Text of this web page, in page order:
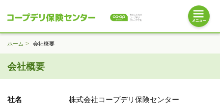
ホーム 会社概要
会社概要
社名 株式会社コープデリ保険センター